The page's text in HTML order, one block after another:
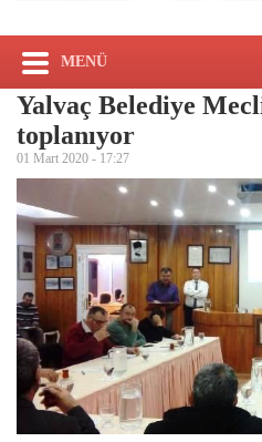
MENÜ
Yalvaç Belediye
toplanıyor
01 Mart 2020 - 17:27